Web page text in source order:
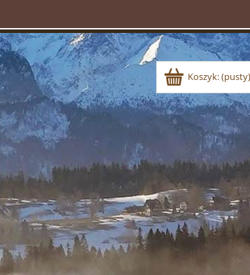
Koszyk:(pusty)